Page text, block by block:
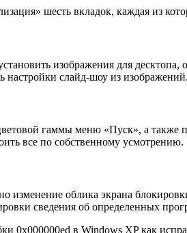
шесть вкладок, каждая из
изображения для
настройки слайд-шоу из изображений.
гаммы меню «Пуск», а также
все по собственному усмотрению.
изменение облика экрана
сведения об определенных
0x000000ed в Windows XP как